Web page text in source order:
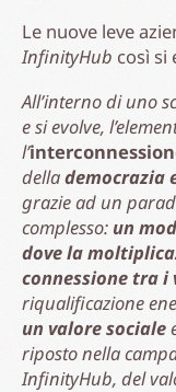
Le nuove leve
InfinityHub così si
All’interno di uno
e si evolve,
l’
dellademocrazia
grazie ad un
complesso: un
dove la
connessione tra
riqualificazione
un valore sociale
riposto nella
InfinityHub, del